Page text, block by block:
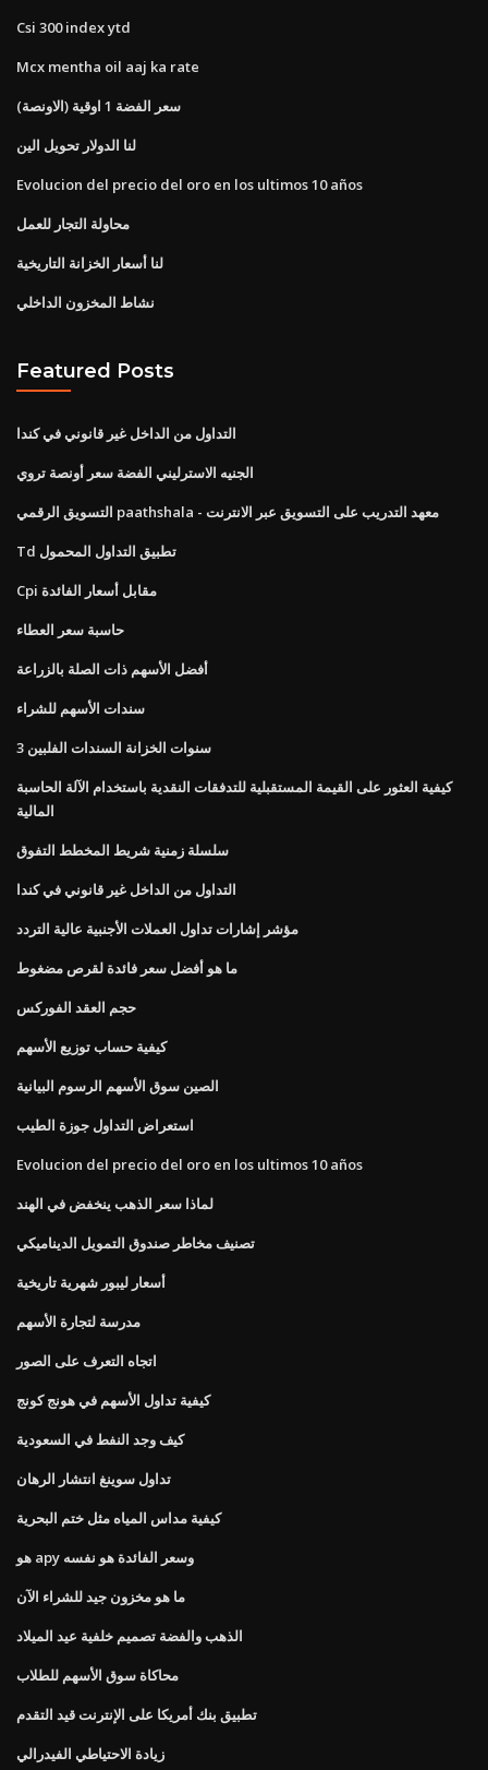
Csi 300 index ytd
Mcx mentha oil aaj ka rate
سعر الفضة 1 اوقية (الاونصة)
لنا الدولار تحويل الين
Evolucion del precio del oro en los ultimos 10 años
محاولة التجار للعمل
لنا أسعار الخزانة التاريخية
نشاط المخزون الداخلي
Featured Posts
التداول من الداخل غير قانوني في كندا
الجنيه الاسترليني الفضة سعر أونصة تروي
التسويق الرقمي paathshala - معهد التدريب على التسويق عبر الانترنت
Td تطبيق التداول المحمول
Cpi مقابل أسعار الفائدة
حاسبة سعر العطاء
أفضل الأسهم ذات الصلة بالزراعة
سندات الأسهم للشراء
3 سنوات الخزانة السندات الفلبين
كيفية العثور على القيمة المستقبلية للتدفقات النقدية باستخدام الآلة الحاسبة
المالية
سلسلة زمنية شريط المخطط التفوق
التداول من الداخل غير قانوني في كندا
مؤشر إشارات تداول العملات الأجنبية عالية التردد
ما هو أفضل سعر فائدة لقرص مضغوط
حجم العقد الفوركس
كيفية حساب توزيع الأسهم
الصين سوق الأسهم الرسوم البيانية
استعراض التداول جوزة الطيب
Evolucion del precio del oro en los ultimos 10 años
لماذا سعر الذهب ينخفض ​​في الهند
تصنيف مخاطر صندوق التمويل الديناميكي
أسعار ليبور شهرية تاريخية
مدرسة لتجارة الأسهم
اتجاه التعرف على الصور
كيفية تداول الأسهم في هونج كونج
كيف وجد النفط في السعودية
تداول سوينغ انتشار الرهان
كيفية مداس المياه مثل ختم البحرية
هو apy وسعر الفائدة هو نفسه
ما هو مخزون جيد للشراء الآن
الذهب والفضة تصميم خلفية عيد الميلاد
محاكاة سوق الأسهم للطلاب
تطبيق بنك أمريكا على الإنترنت قيد التقدم
زيادة الاحتياطي الفيدرالي